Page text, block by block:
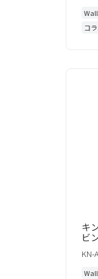
Wall
コ
キ
ビ
KN-
Wall